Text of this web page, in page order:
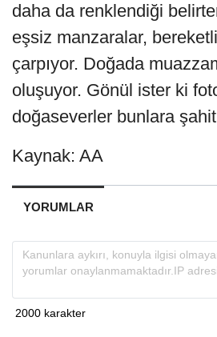
daha da renklendiği
eşsiz manzaralar,
çarpıyor. Doğada
oluşuyor. Gönül ister ki
doğaseverler bunlara
Kaynak: AA
YORUMLAR